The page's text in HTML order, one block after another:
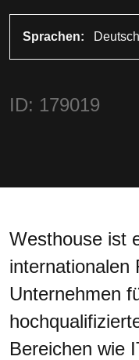
Sprachen:
ID: 179019
Westhouse ist
internationalen
Unternehmen
Bereichen wie